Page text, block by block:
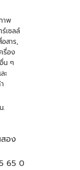
าพ
เซลล์
สาร,
รื่อง
น ๆ
ะ
.
อง
65 0